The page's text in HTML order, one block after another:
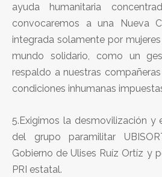
ayuda humanitaria
convocaremos a una Nueva
integrada solamente por
mundo solidario, como un
respaldo a nuestras
condiciones inhumanas
5.Exigimos la desmovilización y
del grupo paramilitar
Gobierno de Ulises Ruíz Ortíz y
PRI estatal.